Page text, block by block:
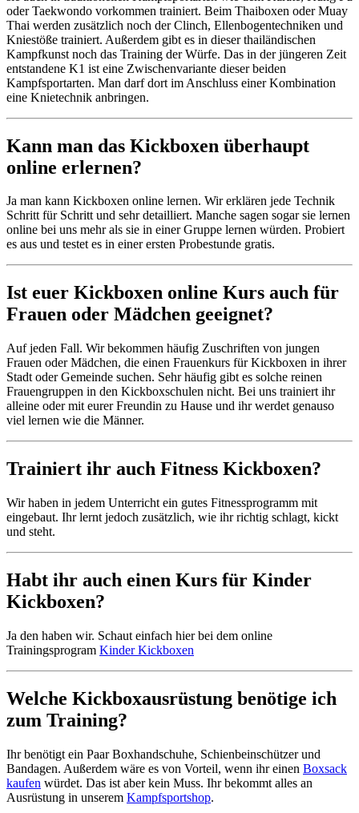
oder Taekwondo vorkommen trainiert. Beim Thaiboxen oder Muay
Thai werden zusätzlich noch der Clinch, Ellenbogentechniken und
Kniestöße trainiert. Außerdem gibt es in dieser thailändischen
Kampfkunst noch das Training der Würfe. Das in der jüngeren Zeit
entstandene K1 ist eine Zwischenvariante dieser beiden
Kampfsportarten. Man darf dort im Anschluss einer Kombination
eine Knietechnik anbringen.
Kann man das Kickboxen überhaupt
online erlernen?
Ja man kann Kickboxen online lernen. Wir erklären jede Technik
Schritt für Schritt und sehr detailliert. Manche sagen sogar sie lernen
online bei uns mehr als sie in einer Gruppe lernen würden. Probiert
es aus und testet es in einer ersten Probestunde gratis.
Ist euer Kickboxen online Kurs auch für
Frauen oder Mädchen geeignet?
Auf jeden Fall. Wir bekommen häufig Zuschriften von jungen
Frauen oder Mädchen, die einen Frauenkurs für Kickboxen in ihrer
Stadt oder Gemeinde suchen. Sehr häufig gibt es solche reinen
Frauengruppen in den Kickboxschulen nicht. Bei uns trainiert ihr
alleine oder mit eurer Freundin zu Hause und ihr werdet genauso
viel lernen wie die Männer.
Trainiert ihr auch Fitness Kickboxen?
Wir haben in jedem Unterricht ein gutes Fitnessprogramm mit
eingebaut. Ihr lernt jedoch zusätzlich, wie ihr richtig schlagt, kickt
und steht.
Habt ihr auch einen Kurs für Kinder
Kickboxen?
Ja den haben wir. Schaut einfach hier bei dem online
Trainingsprogram Kinder Kickboxen
Welche Kickboxausrüstung benötige ich
zum Training?
Ihr benötigt ein Paar Boxhandschuhe, Schienbeinschützer und
Bandagen. Außerdem wäre es von Vorteil, wenn ihr einen Boxsack
kaufen würdet. Das ist aber kein Muss. Ihr bekommt alles an
Ausrüstung in unserem Kampfsportshop.